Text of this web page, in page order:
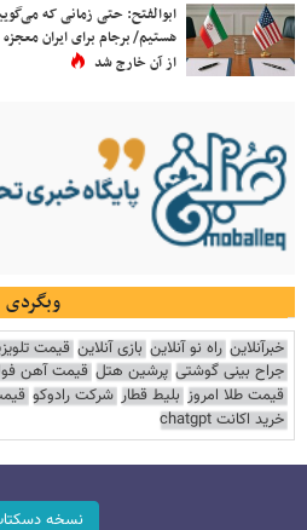
ابوالفتح: حتی زمانی که
هستیم/ برجام برای ایران
از آن خارج شد
وبگردی
خبرآنلاین راه نو آنلاین بازی آنلاین قیمت
جراح بینی گوشتی پرشین هتل قیمت آهن
قیمت طلا امروز بلیط قطار شرکت رادوکو
خرید اکانت chatgpt
نسخه